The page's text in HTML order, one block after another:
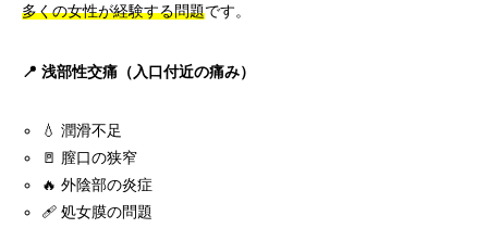
多くの女性が経験する問題です。
📍 浅部性交痛（入口付近の痛み）
💧 潤滑不足
🚪 膣口の狭窄
🔥 外陰部の炎症
🩹 処女膜の問題